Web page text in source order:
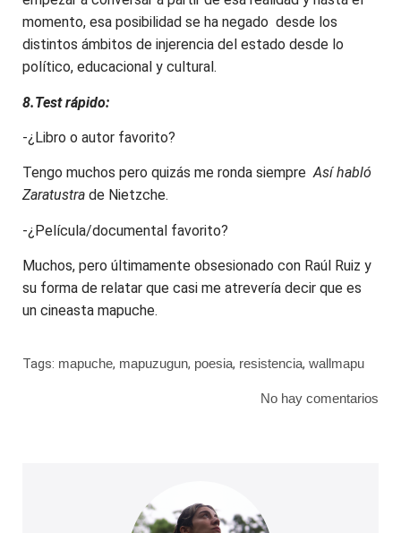
momento, esa posibilidad se ha negado desde los
distintos ámbitos de injerencia del estado desde lo
político, educacional y cultural.
8.Test rápido:
-¿Libro o autor favorito?
Tengo muchos pero quizás me ronda siempreAsí habló
Zaratustra de Nietzche.
-¿Película/documental favorito?
Muchos, pero últimamente obsesionado con Raúl Ruiz y
su forma de relatar que casi me atrevería decir que es
un cineasta mapuche.
Tags: mapuche, mapuzugun, poesia, resistencia, wallmapu
No hay comentarios